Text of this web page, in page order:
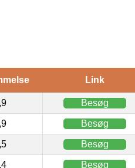
Link
Besøg
Besøg
Besøg
Besøg